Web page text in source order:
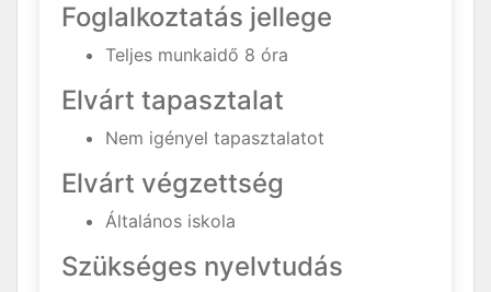
Foglalkoztatás jellege
Teljes munkaidő 8 óra
Elvárt tapasztalat
Nem igényel tapasztalatot
Elvárt végzettség
Általános iskola
Szükséges nyelvtudás